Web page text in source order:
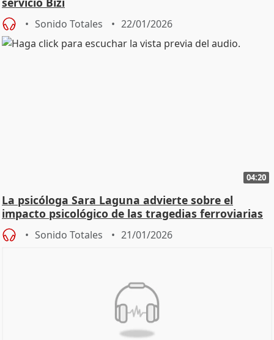
Sonido Totales 22/01/2026
04:20
La psicóloga Sara Laguna advierte sobre el
impacto psicológico de las tragedias ferroviarias
Sonido Totales 21/01/2026